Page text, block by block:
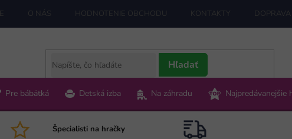
O NÁS HODNOTENIE OBCHODU KONTAKTY
Hľadať
Pre bábätká Detská izba Na záhradu Najpredávanejšie
Špecialisti na hračky